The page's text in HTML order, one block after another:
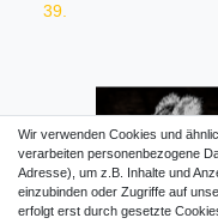
39.
Wir verwenden Cookies und
verarbeiten personenbezogene
Adresse), um z.B. Inhalte und
einzubinden oder Zugriffe auf
erfolgt erst durch gesetzte